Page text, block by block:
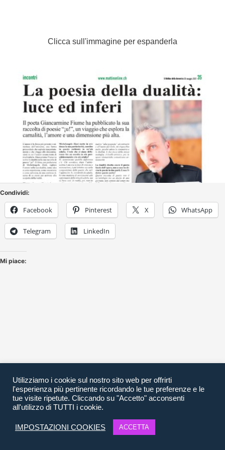
Clicca sull'immagine per espanderla
Condividi:
Facebook Pinterest X WhatsApp
Telegram LinkedIn
Mi piace:
Utilizziamo i cookie sul nostro sito web per offrirti
l'esperienza più pertinente ricordando le tue preferenze e le
tue visite ripetute. Cliccando su "Accetto" acconsenti
all'utilizzo di TUTTI i cookie.
IMPOSTAZIONI COOKIES ACCETTA